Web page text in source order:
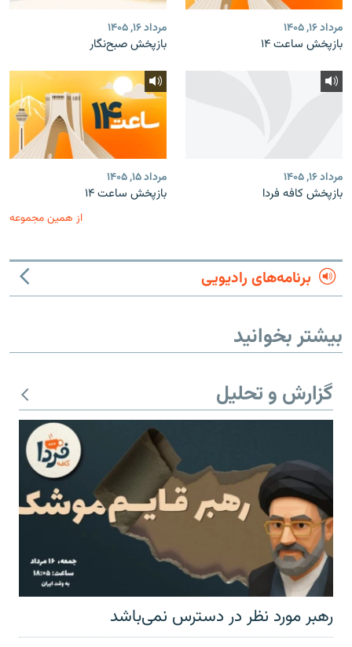
مرداد ۱۶, ۱۴۰۵
بازپخش ساعت ۱۴
مرداد ۱۶, ۱۴۰۵
بازپخش صبح‌نگار
مرداد ۱۶, ۱۴۰۵
بازپخش کافه فردا
مرداد ۱۵, ۱۴۰۵
بازپخش ساعت ۱۴
از همین مجموعه
برنامه‌های رادیویی
بیشتر بخوانید
گزارش و تحلیل
رهبر مورد نظر در دسترس نمی‌باشد